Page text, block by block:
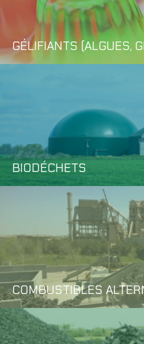
GÉLIFIANTS (ALGUES,
BIODÉCHETS
COMBUSTIBLES